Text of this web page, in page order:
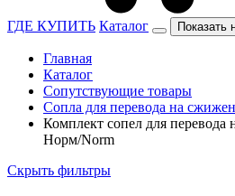
ГДЕ КУПИТЬ Каталог Показать
Главная
Каталог
Сопутствующие товары
Сопла для перевода на
Комплект сопел для перевода
Норм/Norm
Скрыть фильтры